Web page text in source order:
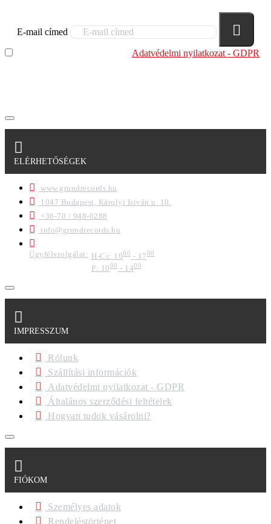
E-mail címed
Adatvédelmi nyilatkozat - GDPR
ELÉRHETŐSÉGEK
www.grundrecords.hu
1047 Budapest, Károlyi István u. 10.
+36-70 / 948-0288
info@grundrecords.hu
Ügyfélszolgálat: H-Cs: 1000 - 1700
P: 1000- 1400
IMPRESSZUM
Rólunk
Szállítási információk
Adatvédelmi nyilatkozat - GDPR
Általános szerződési feltételek
Hogyan tudok vásárolni?
FIÓKOM
Személyes adatok
Rendeléstörténet